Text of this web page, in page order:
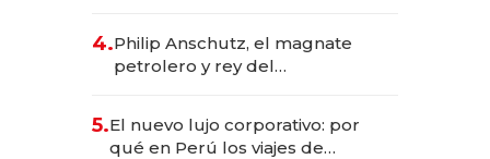
4.Philip Anschutz, el magnate
petrolero y rey del
Fénix
5.El nuevo lujo corporativo: por
qué en Perú los viajes de